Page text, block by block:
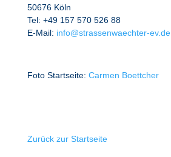
50676 Köln
Tel: +49 157 570 526 88
E-Mail: info@strassenwaechter-ev.de
Foto Startseite: Carmen Boettcher
Zurück zur Startseite